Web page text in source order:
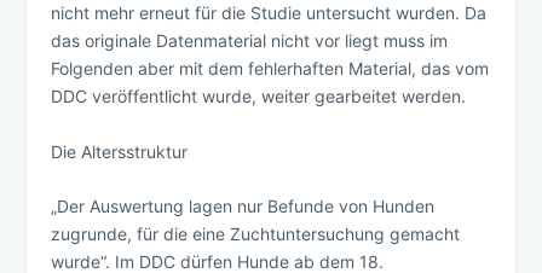
nicht mehr erneut für die Studie untersucht wurden. Da
das originale Datenmaterial nicht vor liegt muss im
Folgenden aber mit dem fehlerhaften Material, das vom
DDC veröffentlicht wurde, weiter gearbeitet werden.
Die Altersstruktur
„Der Auswertung lagen nur Befunde von Hunden
zugrunde, für die eine Zuchtuntersuchung gemacht
wurde“. Im DDC dürfen Hunde ab dem 18.